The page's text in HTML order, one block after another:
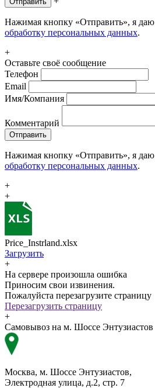
Нажимая кнопку «Отправить», я даю
обработку персональных данных.
+
Оставьте своё сообщение
Телефон
Email
Имя/Компания
Комментарий
Отправить
Нажимая кнопку «Отправить», я даю
обработку персональных данных.
+
+
Price_Instrland.xlsx
Загрузить
+
На сервере произошла ошибка
Приносим свои извинения.
Пожалуйста перезагрузите страницу
Перезагрузить страницу
+
Самовывоз на м. Шоссе Энтузиастов
Москва, м. Шоссе Энтузиастов,
Электродная улица, д.2, стр. 7